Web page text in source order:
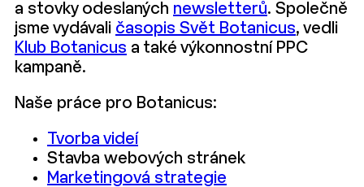
a stovky odeslaných newsletterů. Společně
jsme vydávali časopis Svět Botanicus, vedli
Klub Botanicus a také výkonnostní PPC
kampaně.
Naše práce pro Botanicus:
Tvorba videí
Stavba webových stránek
Marketingová strategie